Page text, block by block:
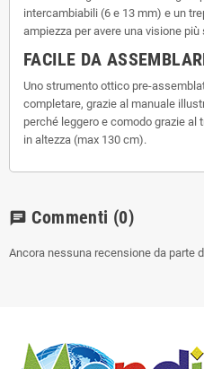
intercambiabili (6 e 13 mm) e un
ampiezza per avere una visione più
FACILE DA
Uno strumento ottico pre-
completare, grazie al manuale
perché leggero e comodo grazie al
in altezza (max 130 cm).
chat Commenti (0)
Ancora nessuna recensione da parte